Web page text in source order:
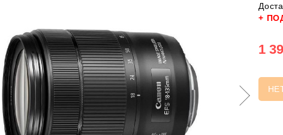
+
1